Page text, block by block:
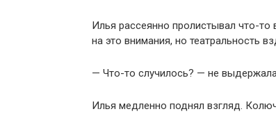
Илья рассеянно пролистывал что-
на это внимания, но театральность
— Что-то случилось? — не
Илья медленно поднял взгляд.